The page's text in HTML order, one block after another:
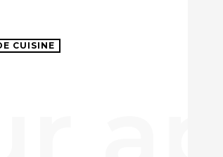
CUISINE